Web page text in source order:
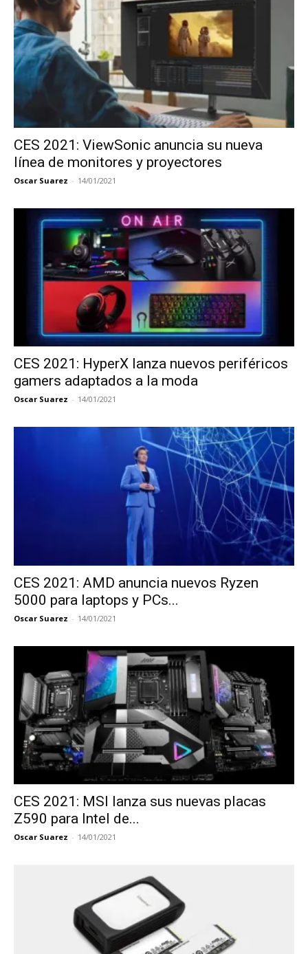
CES 2021: ViewSonic anuncia su nueva
línea de monitores y proyectores
Oscar Suarez - 14/01/2021
CES 2021: HyperX lanza nuevos periféricos
gamers adaptados a la moda
Oscar Suarez - 14/01/2021
CES 2021: AMD anuncia nuevos Ryzen
5000 para laptops y PCs...
Oscar Suarez - 14/01/2021
CES 2021: MSI lanza sus nuevas placas
Z590 para Intel de...
Oscar Suarez - 14/01/2021